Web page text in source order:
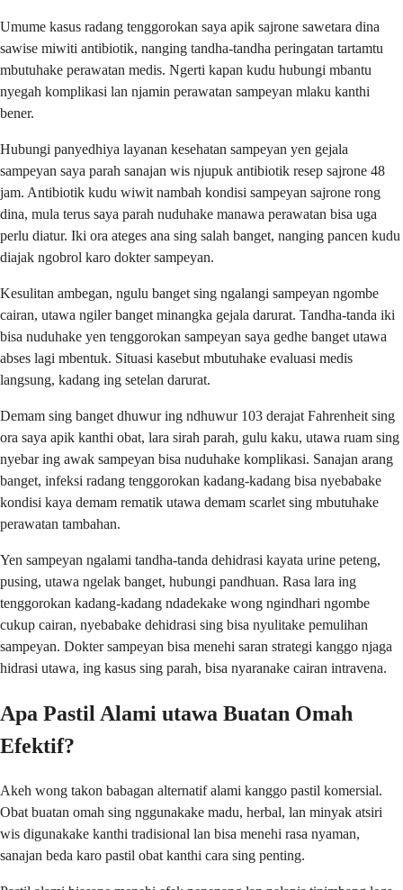
Umume kasus radang tenggorokan saya apik sajrone sawetara dina
sawise miwiti antibiotik, nanging tandha-tandha peringatan tartamtu
mbutuhake perawatan medis. Ngerti kapan kudu hubungi mbantu
nyegah komplikasi lan njamin perawatan sampeyan mlaku kanthi
bener.
Hubungi panyedhiya layanan kesehatan sampeyan yen gejala
sampeyan saya parah sanajan wis njupuk antibiotik resep sajrone 48
jam. Antibiotik kudu wiwit nambah kondisi sampeyan sajrone rong
dina, mula terus saya parah nuduhake manawa perawatan bisa uga
perlu diatur. Iki ora ateges ana sing salah banget, nanging pancen kudu
diajak ngobrol karo dokter sampeyan.
Kesulitan ambegan, ngulu banget sing ngalangi sampeyan ngombe
cairan, utawa ngiler banget minangka gejala darurat. Tandha-tanda iki
bisa nuduhake yen tenggorokan sampeyan saya gedhe banget utawa
abses lagi mbentuk. Situasi kasebut mbutuhake evaluasi medis
langsung, kadang ing setelan darurat.
Demam sing banget dhuwur ing ndhuwur 103 derajat Fahrenheit sing
ora saya apik kanthi obat, lara sirah parah, gulu kaku, utawa ruam sing
nyebar ing awak sampeyan bisa nuduhake komplikasi. Sanajan arang
banget, infeksi radang tenggorokan kadang-kadang bisa nyebabake
kondisi kaya demam rematik utawa demam scarlet sing mbutuhake
perawatan tambahan.
Yen sampeyan ngalami tandha-tanda dehidrasi kayata urine peteng,
pusing, utawa ngelak banget, hubungi pandhuan. Rasa lara ing
tenggorokan kadang-kadang ndadekake wong ngindhari ngombe
cukup cairan, nyebabake dehidrasi sing bisa nyulitake pemulihan
sampeyan. Dokter sampeyan bisa menehi saran strategi kanggo njaga
hidrasi utawa, ing kasus sing parah, bisa nyaranake cairan intravena.
Apa Pastil Alami utawa Buatan Omah
Efektif?
Akeh wong takon babagan alternatif alami kanggo pastil komersial.
Obat buatan omah sing nggunakake madu, herbal, lan minyak atsiri
wis digunakake kanthi tradisional lan bisa menehi rasa nyaman,
sanajan beda karo pastil obat kanthi cara sing penting.